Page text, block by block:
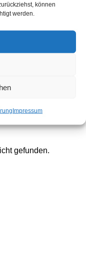
können
werden.
Impressum
do eiusm od
gefunden.